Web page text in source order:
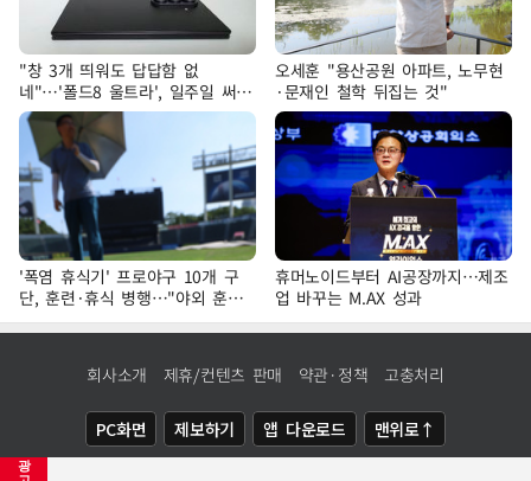
광
"창 3개 띄워도 답답함 없
네"…'폴드8 울트라', 일주일 써보
니
오세훈 "용산공원 아파트, 노무현
·문재인 철학 뒤집는 것"
'폭염 휴식기' 프로야구 10개 구
단, 훈련·휴식 병행…"야외 훈련
해도 안전 최우선"
휴머노이드부터 AI공장까지…제조
업 바꾸는 M.AX 성과
회사소개 제휴/컨텐츠 판매 약관·정책 고충처리
PC화면 제보하기 앱 다운로드 맨위로↑